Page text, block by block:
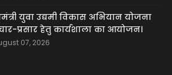
युवा उद्यमी विकास अभियान योजना
प्रसार हेतु कार्यशाला का आयोजन।
07, 2026